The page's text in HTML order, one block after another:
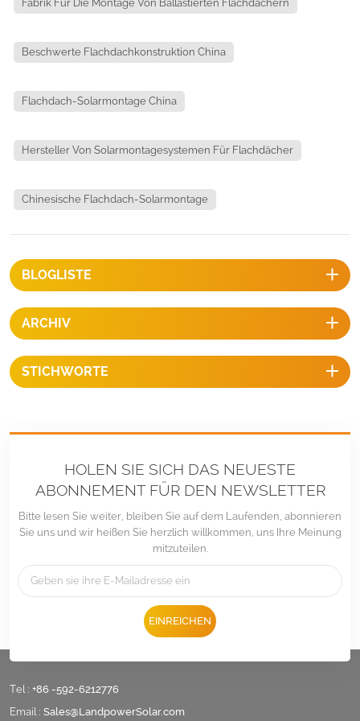
Fabrik Für Die Montage Von Ballastierten Flachdächern
Beschwerte Flachdachkonstruktion China
Flachdach-Solarmontage China
Hersteller Von Solarmontagesystemen Für Flachdächer
Chinesische Flachdach-Solarmontage
BLOGLISTE
ARCHIV
STICHWORTE
HOLEN SIE SICH DAS NEUESTE
ABONNEMENT FÜR DEN NEWSLETTER
Bitte lesen Sie weiter, bleiben Sie auf dem Laufenden, abonnieren
Sie uns und wir heißen Sie herzlich willkommen, uns Ihre Meinung
mitzuteilen.
EINREICHEN
Tel : +86 -592-6212776
Email : Sales@LandpowerSolar.com